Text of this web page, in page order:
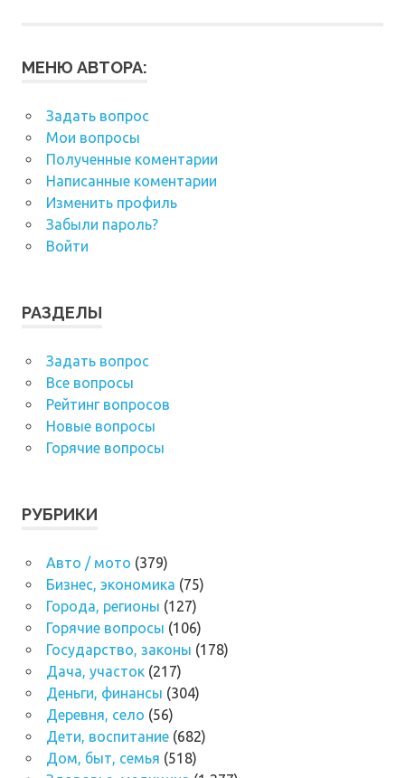
МЕНЮ АВТОРА:
Задать вопрос
Мои вопросы
Полученные коментарии
Написанные коментарии
Изменить профиль
Забыли пароль?
Войти
РАЗДЕЛЫ
Задать вопрос
Все вопросы
Рейтинг вопросов
Новые вопросы
Горячие вопросы
РУБРИКИ
Авто / мото (379)
Бизнес, экономика (75)
Города, регионы (127)
Горячие вопросы (106)
Государство, законы (178)
Дача, участок(217)
Деньги, финансы (304)
Деревня, село (56)
Дети, воспитание(682)
Дом, быт, семья (518)